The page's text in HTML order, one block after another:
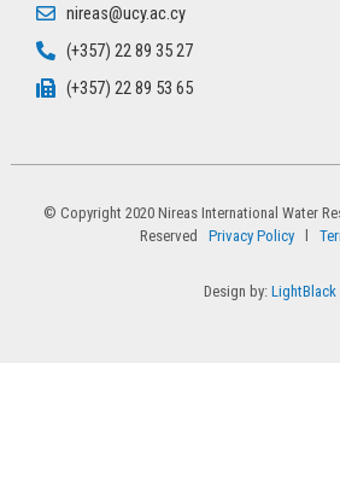
nireas@ucy.ac.cy
(+357) 22 89 35 27
(+357) 22 89 53 65
© Copyright 2020 Nireas International Water
Reserved Privacy Policy l
Design by: LightBlack